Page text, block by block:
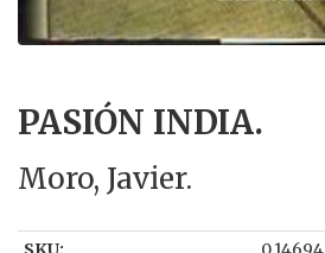
PASIÓN INDIA.
Moro, Javier.